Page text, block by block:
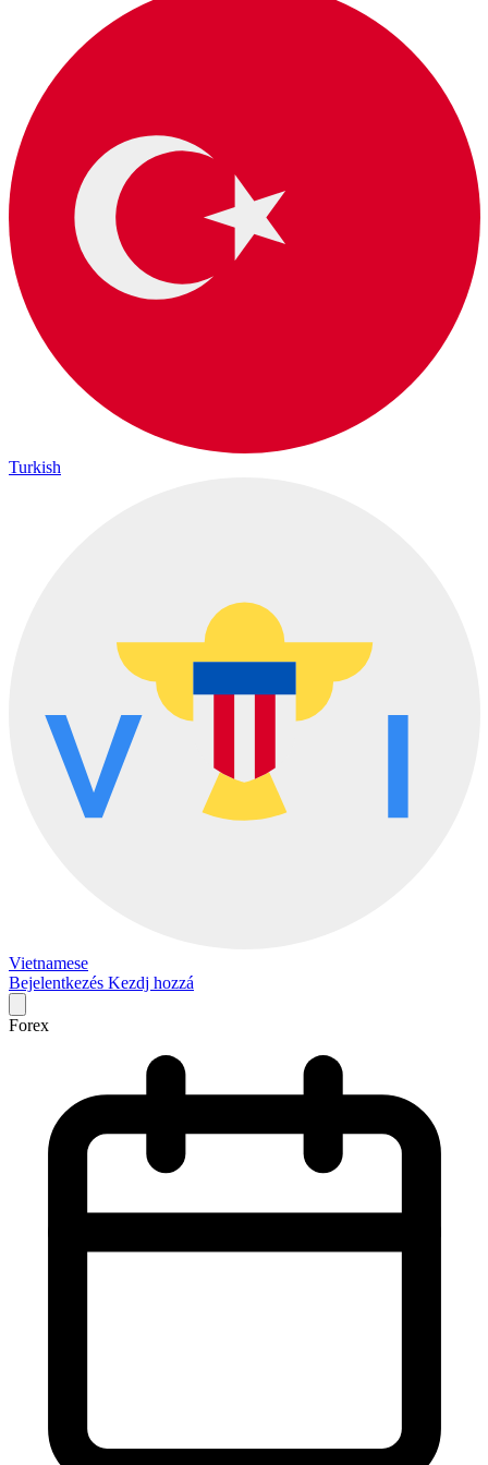
Turkish
Vietnamese
Bejelentkezés Kezdj hozzá
Forex